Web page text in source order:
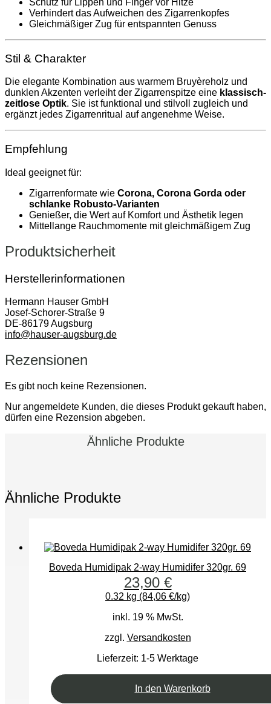
Verhindert das Aufweichen des Zigarrenkopfes
Gleichmäßiger Zug für entspannten Genuss
Stil & Charakter
Die elegante Kombination aus warmem Bruyèreholz und
dunklen Akzenten verleiht der Zigarrenspitze eine klassisch-
zeitlose Optik. Sie ist funktional und stilvoll zugleich und
ergänzt jedes Zigarrenritual auf angenehme Weise.
Empfehlung
Ideal geeignet für:
Zigarrenformate wie Corona, Corona Gorda oder
schlanke Robusto-Varianten
Genießer, die Wert auf Komfort und Ästhetik legen
Mittellange Rauchmomente mit gleichmäßigem Zug
Produktsicherheit
Herstellerinformationen
Hermann Hauser GmbH
Josef-Schorer-Straße 9
DE-86179 Augsburg
info@hauser-augsburg.de
Rezensionen
Es gibt noch keine Rezensionen.
Nur angemeldete Kunden, die dieses Produkt gekauft haben,
dürfen eine Rezension abgeben.
Ähnliche Produkte
Ähnliche Produkte
Boveda Humidipak 2-way Humidifer 320gr. 69
23,90 €
0.32 kg (84,06 €/kg)
inkl. 19 % MwSt.
zzgl. Versandkosten
Lieferzeit: 1-5 Werktage
In den Warenkorb